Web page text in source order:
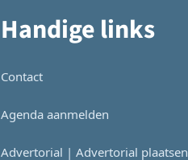
Handige links
Contact
Agenda aanmelden
Advertorial | Advertorial plaatsen